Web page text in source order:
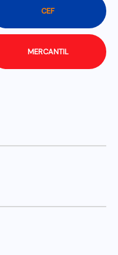
CEF
MERCANTIL